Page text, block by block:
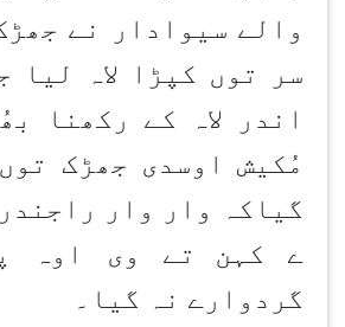
والے سیوادار نے
سر توں کپڑا لاہ لیا
اندر لاہ کے رکھنا
مُکیش اوسدی جھڑک
گیاکہ وار وار
ے کہن
تے وی اوہ
گردوارے نہ گیا۔